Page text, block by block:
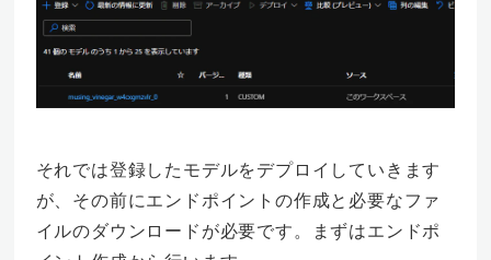
それでは登録したモデルをデプロイしていきます
が、その前にエンドポイントの作成と必要なファ
イルのダウンロードが必要です。まずはエンドポ